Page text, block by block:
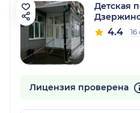
Детская
4.4
Лицензия проверена